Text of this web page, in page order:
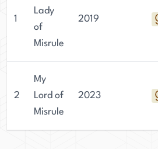
1
Lady
of
Misrule
2019
2
My
Lord of
Misrule
2023